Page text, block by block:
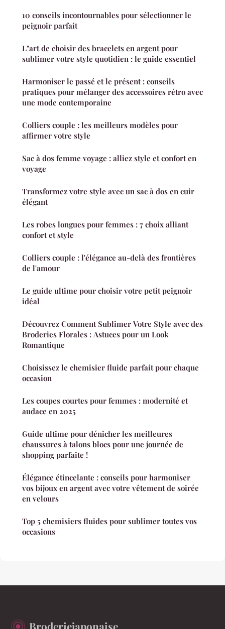
10 conseils incontournables pour sélectionner le
peignoir parfait
L"art de choisir des bracelets en argent pour
sublimer votre style quotidien : le guide essentiel
Harmoniser le passé et le présent : conseils
pratiques pour mélanger des accessoires rétro avec
une mode contemporaine
Colliers couple : les meilleurs modèles pour
affirmer votre style
Sac à dos femme voyage : alliez style et confort en
voyage
Transformez votre style avec un sac à dos en cuir
élégant
Les robes longues pour femmes : 7 choix alliant
confort et style
Colliers couple : l'élégance au-delà des frontières
de l'amour
Le guide ultime pour choisir votre petit peignoir
idéal
Découvrez Comment Sublimer Votre Style avec des
Broderies Florales : Astuces pour un Look
Romantique
Choisissez le chemisier fluide parfait pour chaque
occasion
Les coupes courtes pour femmes : modernité et
audace en 2025
Guide ultime pour dénicher les meilleures
chaussures à talons blocs pour une journée de
shopping parfaite !
Élégance étincelante : conseils pour harmoniser
vos bijoux en argent avec votre vêtement de soirée
en velours
Top 5 chemisiers fluides pour sublimer toutes vos
occasions
Broderiejaponaise